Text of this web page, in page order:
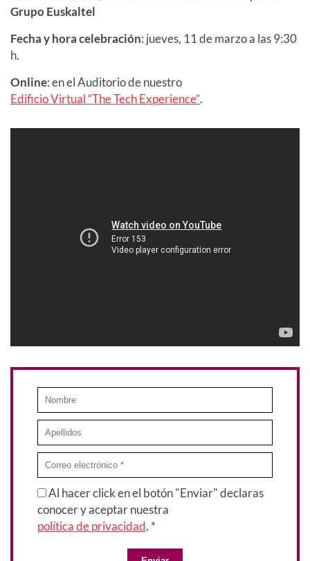
Grupo Euskaltel
Fecha y hora celebración: jueves, 11 de marzo a las 9:30
h.
Online: en el Auditorio de nuestro
Edificio Virtual “The Tech Experience”.
Al hacer click en el botón "Enviar" declaras
conocer y aceptar nuestra
política de privacidad. *